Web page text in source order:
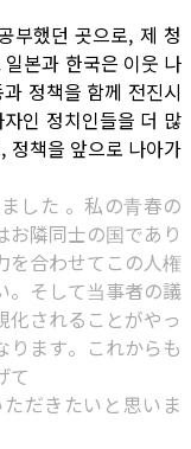
부했던 곳으로, 제 청
본과 한국은 이웃 나
정책을 함께 전진시
인 정치인들을 더 많
정책을 앞으로 나아가
した 。私の青春の
隣同士の国であり
を合わせてこの人権
。そして当事者の議
化されることがやっ
ります。これからも
て
だきたいと思いま